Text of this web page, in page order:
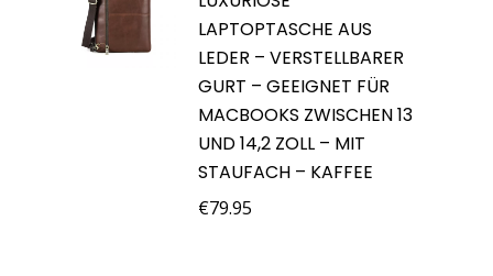
LAPTOPTASCHE AUS
LEDER – VERSTELLBARER
GURT – GEEIGNET FÜR
MACBOOKS ZWISCHEN 13
UND 14,2 ZOLL – MIT
STAUFACH – KAFFEE
€79.95